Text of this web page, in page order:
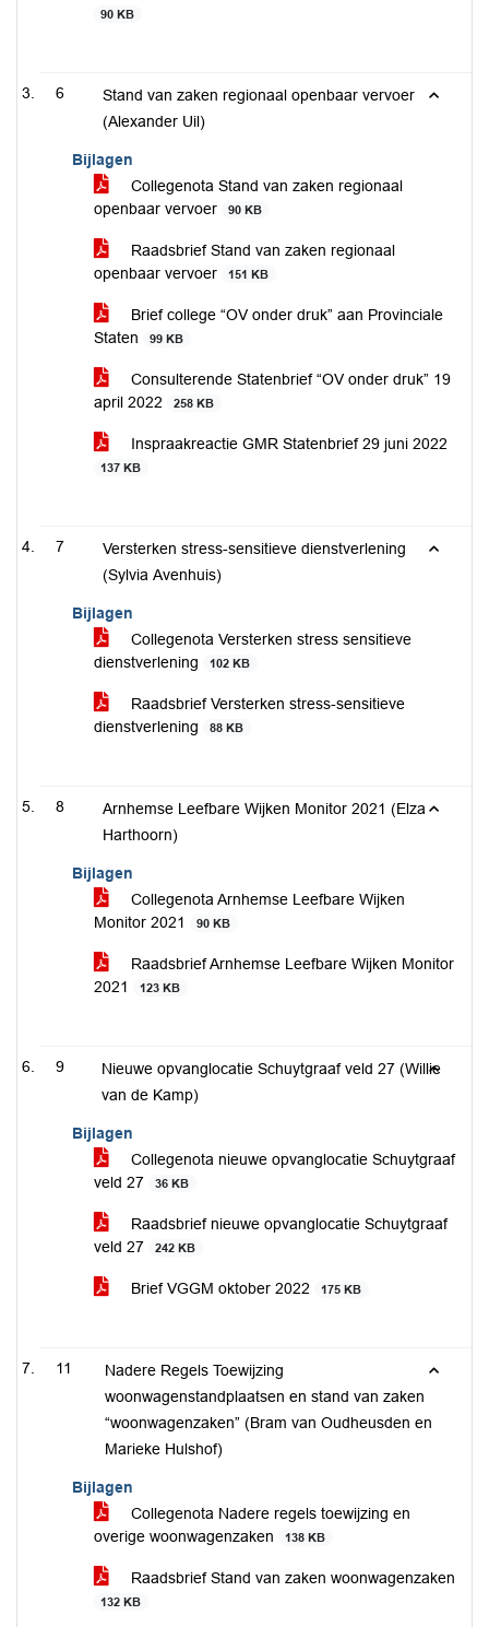
90 KB
6
Stand van zaken regionaal openbaar vervoer
(Alexander Uil)
Bijlagen
Collegenota Stand van zaken regionaal
openbaar vervoer
90 KB
Raadsbrief Stand van zaken regionaal
openbaar vervoer
151 KB
Brief college “OV onder druk” aan Provinciale
Staten
99 KB
Consulterende Statenbrief “OV onder druk” 19
april 2022
258 KB
Inspraakreactie GMR Statenbrief 29 juni 2022
137 KB
7
Versterken stress-sensitieve dienstverlening
(Sylvia Avenhuis)
Bijlagen
Collegenota Versterken stress sensitieve
dienstverlening
102 KB
Raadsbrief Versterken stress-sensitieve
dienstverlening
88 KB
8
Arnhemse Leefbare Wijken Monitor 2021 (Elza
Harthoorn)
Bijlagen
Collegenota Arnhemse Leefbare Wijken
Monitor 2021
90 KB
Raadsbrief Arnhemse Leefbare Wijken Monitor
2021
123 KB
9
Nieuwe opvanglocatie Schuytgraaf veld 27 (Willie
van de Kamp)
Bijlagen
Collegenota nieuwe opvanglocatie Schuytgraaf
veld 27
36 KB
Raadsbrief nieuwe opvanglocatie Schuytgraaf
veld 27
242 KB
Brief VGGM oktober 2022 175 KB
11
Nadere Regels Toewijzing
woonwagenstandplaatsen en stand van zaken
“woonwagenzaken” (Bram van Oudheusden en
Marieke Hulshof)
Bijlagen
Collegenota Nadere regels toewijzing en
overige woonwagenzaken
138 KB
Raadsbrief Stand van zaken woonwagenzaken
132 KB